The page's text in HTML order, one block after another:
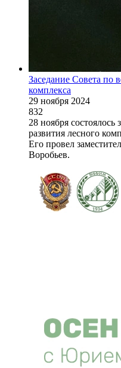
Заседание Совета по
комплекса
29 ноября 2024
832
28 ноября состоялось
развития лесного
Его провел
Воробьев.